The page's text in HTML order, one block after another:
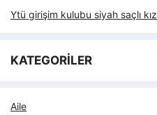
Ytü girişim kulubu siyah saçlı kız
KATEGORİLER
Aile